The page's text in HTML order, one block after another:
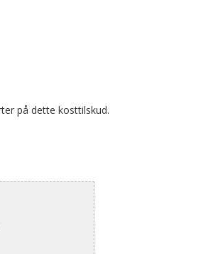
på dette kosttilskud.